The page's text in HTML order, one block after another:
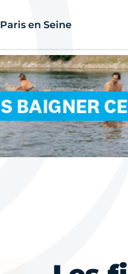
Paris en Seine